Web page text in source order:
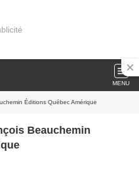
MENU
Éditions Québec Amérique
Beauchemin